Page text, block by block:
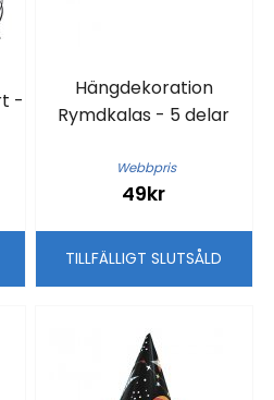
-
Hängdekoration
Rymdkalas - 5 delar
Webbpris
49kr
TILLFÄLLIGT SLUTSÅLD